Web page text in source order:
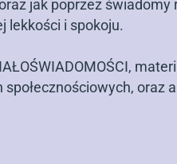
jak poprzez świadomy
lekkości i spokoju.
oraz